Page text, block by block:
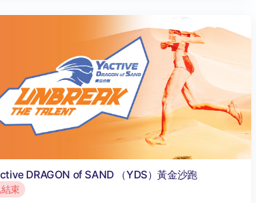
DRAGON of SAND （YDS）黃金沙跑
束